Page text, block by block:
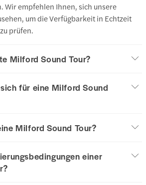
Wir empfehlen Ihnen, sich unsere
um die Verfügbarkeit in Echtzeit
prüfen.
Milford Sound Tour?
für eine Milford Sound
Milford Sound Tour?
einer